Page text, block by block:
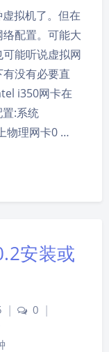
拟机了。但在
配置。可能大
能听说虚拟网
没有必要直
i350网卡在
置:系统
物理网卡0 …
安装或
| 0 |